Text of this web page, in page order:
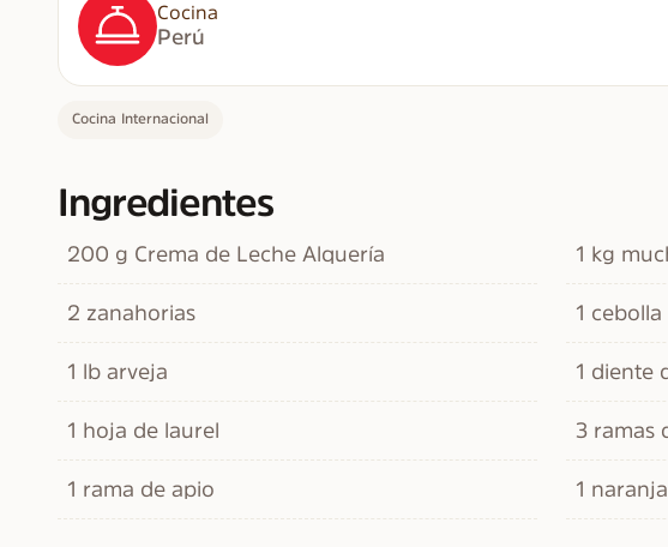
Cocina
Perú
Cocina Internacional
Ingredientes
200 g Crema de Leche Alquería 1 kg
2 zanahorias 1 cebolla
1 lb arveja 1 diente
1 hoja de laurel 3 ramas
1 rama de apio 1 naranja